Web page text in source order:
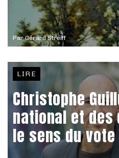
ParGérard Streiff
LIRE
Christophe
national et
le sens du